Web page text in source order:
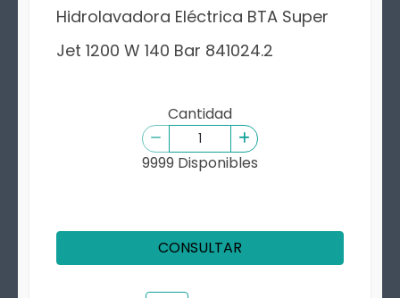
Hidrolavadora Eléctrica BTA Super
Jet 1200 W 140 Bar 841024.2
Cantidad
9999 Disponibles
CONSULTAR